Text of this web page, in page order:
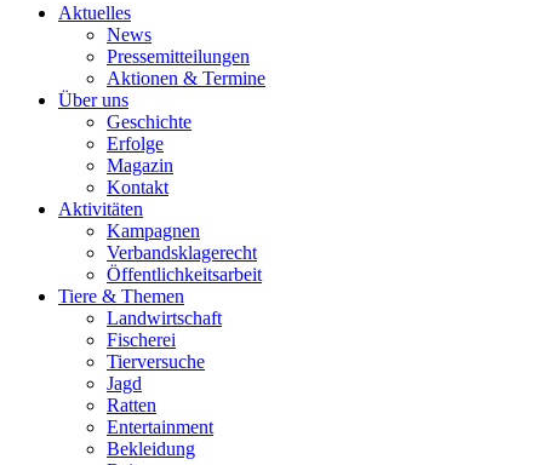
Aktuelles
News
Pressemitteilungen
Aktionen & Termine
Über uns
Geschichte
Erfolge
Magazin
Kontakt
Aktivitäten
Kampagnen
Verbandsklagerecht
Öffentlichkeitsarbeit
Tiere & Themen
Landwirtschaft
Fischerei
Tierversuche
Jagd
Ratten
Entertainment
Bekleidung